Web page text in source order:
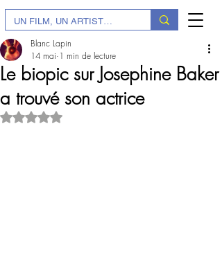
Le biopic sur Josephine Baker
a trouvé son actrice
Blanc Lapin
14 mai 1 min de lecture
Noté NaN étoiles sur 5.